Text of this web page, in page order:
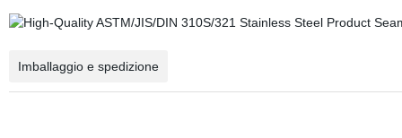
Imballaggio e spedizione